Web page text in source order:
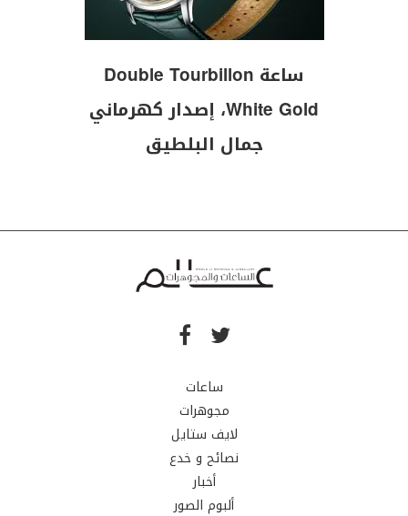
ساعة Double Tourbillon
White Gold، إصدار كهرماني
جمال البلطيق
ساعات
مجوهرات
لايف ستايل
نصائح و خدع
أخبار
ألبوم الصور